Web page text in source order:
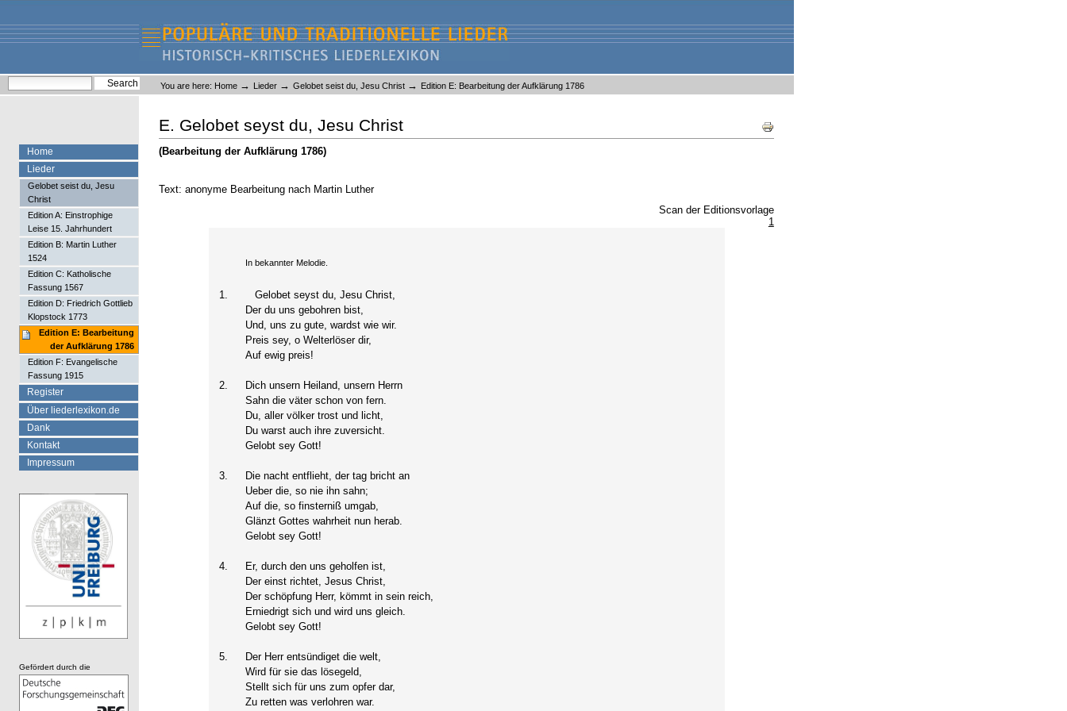
content.
navigation
Liederlexikon
Personal
tools
You are here: Home → Lieder → Gelobet seist du, Jesu Christ → Edition E: Bearbeitung der Aufklärung 1786
Document
Actions
E. Gelobet seyst du, Jesu Christ
(Bearbeitung der Aufklärung 1786)
Text: anonyme Bearbeitung nach Martin Luther
Scan der Editionsvorlage
1
In bekannter Melodie.
1.
Gelobet seyst du, Jesu Christ,
Der du uns gebohren bist,
Und, uns zu gute, wardst wie wir.
Preis sey, o Welterlöser dir,
Auf ewig preis!
2.
Dich unsern Heiland, unsern Herrn
Sahn die väter schon von fern.
Du, aller völker trost und licht,
Du warst auch ihre zuversicht.
Gelobt sey Gott!
3.
Die nacht entflieht, der tag bricht an
Ueber die, so nie ihn sahn;
Auf die, so finsterniß umgab,
Glänzt Gottes wahrheit nun herab.
Gelobt sey Gott!
4.
Er, durch den uns geholfen ist,
Der einst richtet, Jesus Christ,
Der schöpfung Herr, kömmt in sein reich,
Erniedrigt sich und wird uns gleich.
Gelobt sey Gott!
5.
Der Herr entsündiget die welt,
Wird für sie das lösegeld,
Stellt sich für uns zum opfer dar,
Zu retten was verlohren war.
Home
Lieder
Gelobet seist du, Jesu
Christ
Edition A: Einstrophige
Leise 15. Jahrhundert
Edition B: Martin Luther
1524
Edition C: Katholische
Fassung 1567
Edition D: Friedrich Gottlieb
Klopstock 1773
Edition E: Bearbeitung
der Aufklärung 1786
Edition F: Evangelische
Fassung 1915
Register
Über liederlexikon.de
Dank
Kontakt
Impressum
Gefördert durch die